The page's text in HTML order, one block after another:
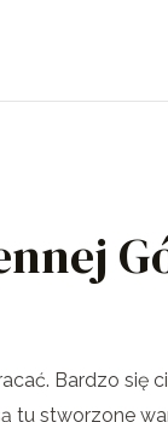
Bardzo
stworzone